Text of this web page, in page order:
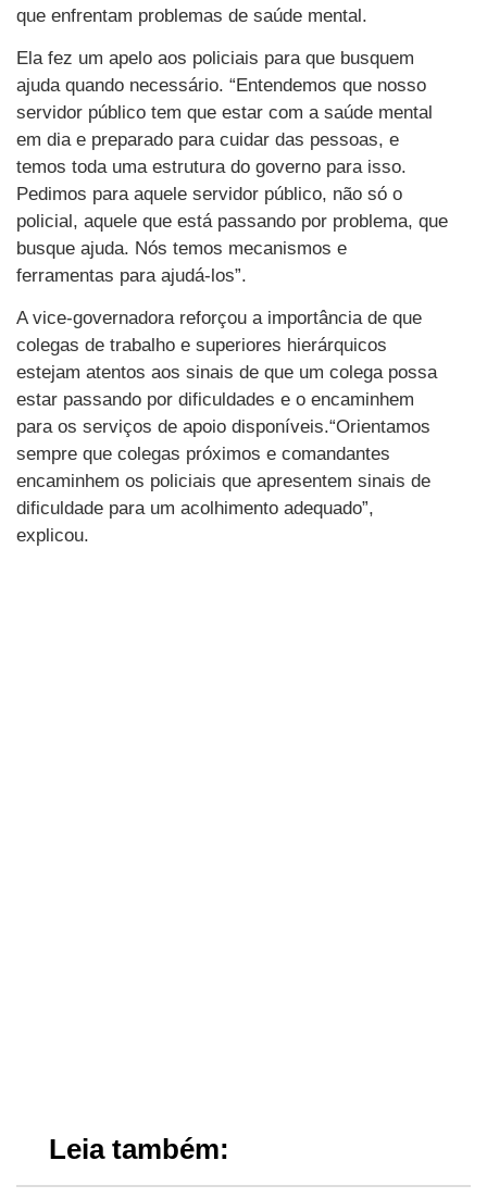
que enfrentam problemas de saúde mental.
Ela fez um apelo aos policiais para que busquem
ajuda quando necessário. “Entendemos que nosso
servidor público tem que estar com a saúde mental
em dia e preparado para cuidar das pessoas, e
temos toda uma estrutura do governo para isso.
Pedimos para aquele servidor público, não só o
policial, aquele que está passando por problema, que
busque ajuda. Nós temos mecanismos e
ferramentas para ajudá-los”.
A vice-governadora reforçou a importância de que
colegas de trabalho e superiores hierárquicos
estejam atentos aos sinais de que um colega possa
estar passando por dificuldades e o encaminhem
para os serviços de apoio disponíveis.“Orientamos
sempre que colegas próximos e comandantes
encaminhem os policiais que apresentem sinais de
dificuldade para um acolhimento adequado”,
explicou.
Leia também: